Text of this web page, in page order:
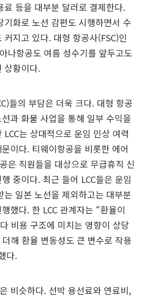
료 등을 대부분 달러로 결제한다.
기화로 노선 감편도 시행하면서 수
커지고 있다. 대형 항공사(FSC)인
나항공도 여름 성수기를 앞두고도
상황이다.
들의 부담은 더욱 크다. 대형 항공
과 화물 사업을 통해 일부 수익을
는 상대적으로 운임 인상 여력
이다. 티웨이항공을 비롯한 에어
은 직원들을 대상으로 무급휴직 신
중이다. 최근 들어 LCC들은 운임
는 일본 노선을 제외하고는 대부분
했다. 한 LCC 관계자는 “환율이
비용 구조에 미치는 영향이 상당
해 환율 변동성도 큰 변수로 작용
다.
비슷하다. 선박 용선료와 연료비,